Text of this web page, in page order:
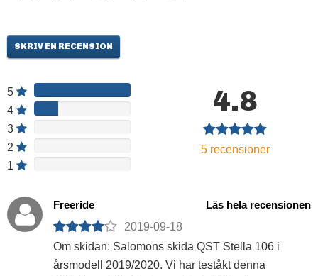
SKRIV EN RECENSION
5
4
3
2
1
4.8
5recensioner
Freeride
Läs hela recensionen
2019-09-18
Om skidan: Salomons skida QST Stella 106 i
årsmodell 2019/2020. Vi har teståkt denna